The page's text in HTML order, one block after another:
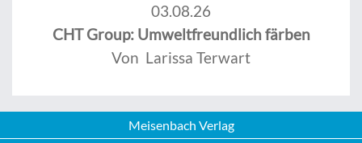
03.08.26
CHT Group: Umweltfreundlich färben
Von Larissa Terwart
Meisenbach Verlag